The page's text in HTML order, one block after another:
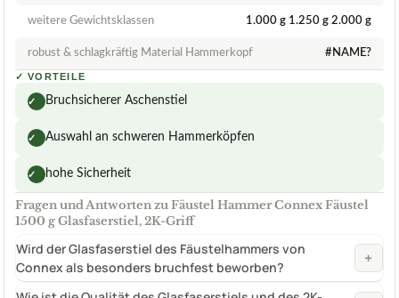
weitere Gewichtsklassen 1.000 g 1.250 g 2.000 g
robust & schlagkräftig Material Hammerkopf #NAME?
✓ VORTEILE
✓ Bruchsicherer Aschenstiel
✓ Auswahl an schweren Hammerköpfen
✓ hohe Sicherheit
Fragen und Antworten zu Fäustel Hammer Connex Fäustel
1500 g Glasfaserstiel, 2K-Griff
Wird der Glasfaserstiel des Fäustelhammers von
Connex als besonders bruchfest beworben?
+